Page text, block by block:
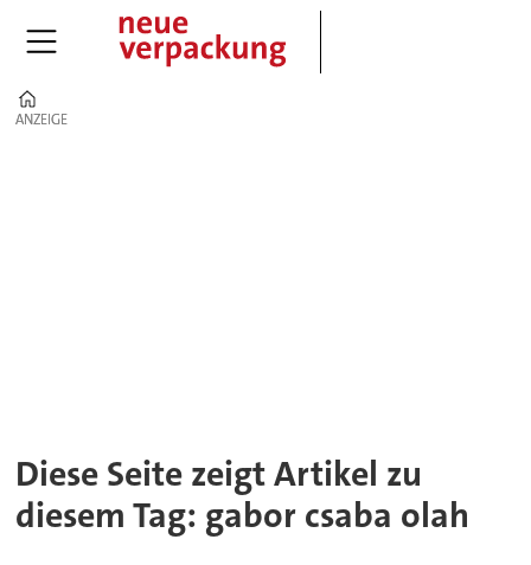
ANZEIGE
ANZEIGE
Diese Seite zeigt Artikel zu
diesem Tag: gabor csaba olah